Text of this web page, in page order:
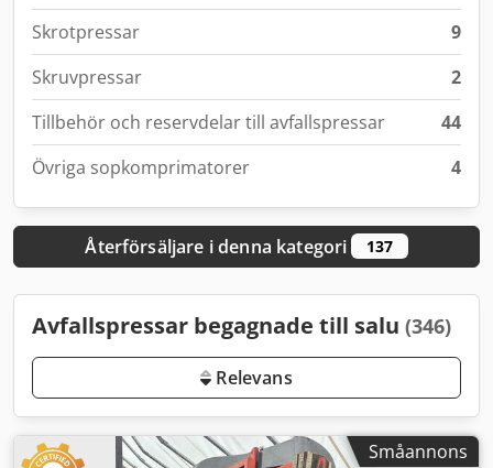
Skrotpressar
9
Skruvpressar
2
Tillbehör och reservdelar till avfallspressar
44
Övriga sopkomprimatorer
4
Återförsäljare i denna kategori 137
Avfallspressar begagnade till salu (346)
Relevans
Småannons